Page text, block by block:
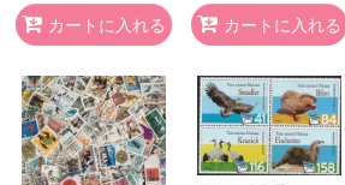
カートに入れる カートに入れる